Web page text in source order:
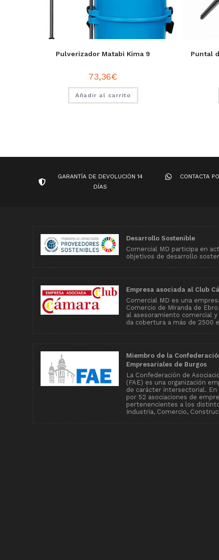
Pulverizador Matabi Kima 9
73,36€
Añadir al carrito
Puntal
GARANTÍA DE DEVOLUCIÓN 14
DÍAS
CONTACTA
Desarrollo Sostenible
Comercial MD participa en
objetivos de desarrollo
Empresa asociada al Club
Comercial MD es una
Comercio de Miranda de
al asesoramiento comercial
da cobertura a más de 2500
Miembro de la
Empresariales de Burgos
La Confederación de
(FAE) es una organización
de carácter intersectorial.
por 52 asociaciones de
pertenencientes a los
Industria, Comercio,